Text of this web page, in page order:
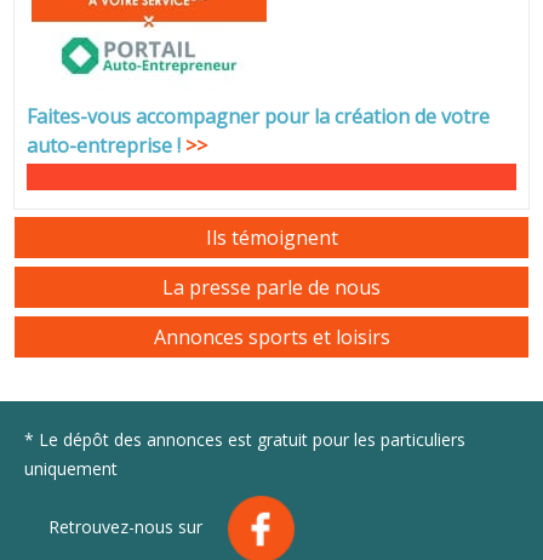
Faites-vous accompagner pour la création de votre
auto-entreprise! >>
Ils témoignent
La presse parle de nous
Annonces sports et loisirs
* Le dépôt des annonces est gratuit pour les particuliers
uniquement
Retrouvez-nous sur